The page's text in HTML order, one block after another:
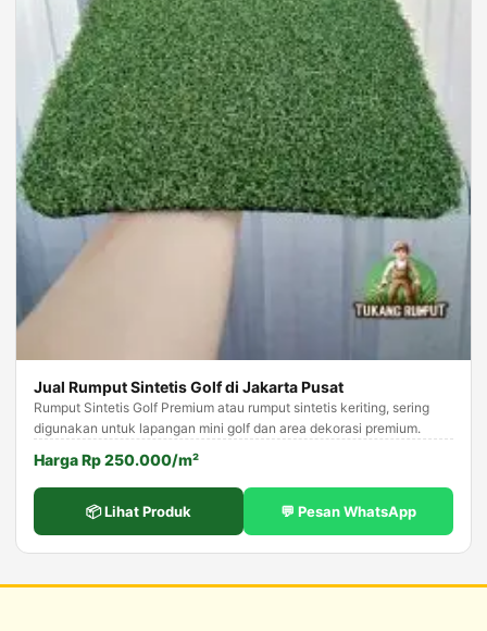
Jual Rumput Sintetis Golf di Jakarta Pusat
Rumput Sintetis Golf Premium atau rumput sintetis keriting, sering
digunakan untuk lapangan mini golf dan area dekorasi premium.
Harga Rp 250.000/m²
📦 Lihat Produk 💬 Pesan WhatsApp